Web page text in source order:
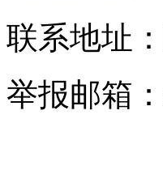
联系地址
举报邮箱